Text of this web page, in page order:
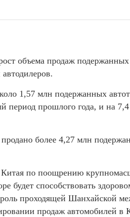
объема продаж
1,57 млн подержанных
период прошлого года, и на
более 4,27 млн
Китая по поощрению
будет способствовать
проходящей Шанхайской
продаж автомобилей в